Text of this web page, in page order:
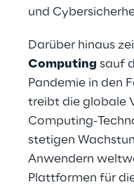
und
Darüber hinaus
Computing sauf
Pandemie in den
treibt die globale
Computing-
stetigen
Anwendern
Plattformen für